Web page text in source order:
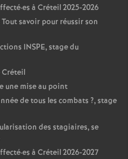
·es à Créteil 2025-2026
savoir pour réussir son
INSPE, stage du
Créteil
une mise au point
de tous les combats ?, stage
des stagiaires, se
·es à Créteil 2026-2027